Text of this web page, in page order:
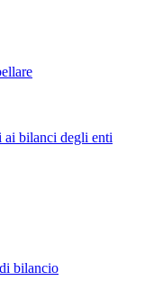
bilanci degli enti
bilancio